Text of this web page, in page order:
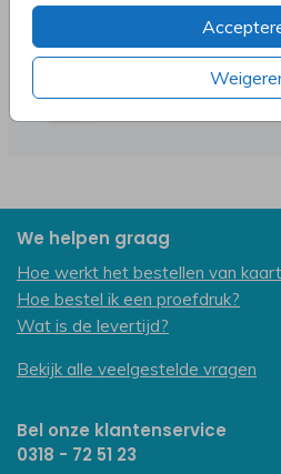
We helpen graag
Hoe werkt het bestellen van
Hoe bestel ik een proefdruk?
Wat is de levertijd?
Bekijk alle veelgestelde vragen
Bel onze klantenservice
0318 - 72 51 23